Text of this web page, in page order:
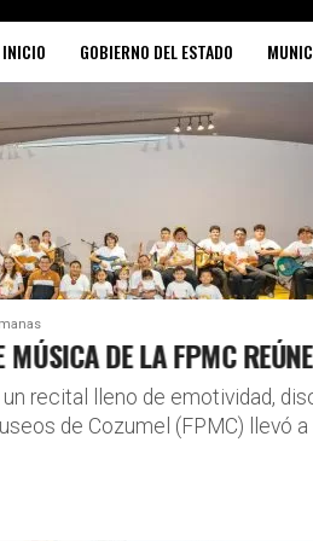
INICIO GOBIERNO DEL ESTADO
DE LA FPMC REÚNE
recital lleno de emotividad,
de Cozumel (FPMC) llevó